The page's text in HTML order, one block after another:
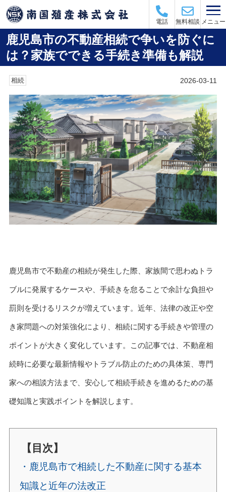
電話 無料相談 メニュー
鹿児島市の不動産相続で争いを防ぐに
は？家族でできる手続き準備も解説
相続 2026-03-11
鹿児島市で不動産の相続が発生した際、家族間で思わぬトラ
ブルに発展するケースや、手続きを怠ることで余計な負担や
罰則を受けるリスクが増えています。近年、法律の改正や空
き家問題への対策強化により、相続に関する手続きや管理の
ポイントが大きく変化しています。この記事では、不動産相
続時に必要な最新情報やトラブル防止のための具体策、専門
家への相談方法まで、安心して相続手続きを進めるための基
礎知識と実践ポイントを解説します。
【目次】
・鹿児島市で相続した不動産に関する基本
知識と近年の法改正